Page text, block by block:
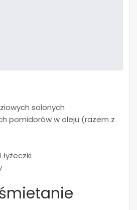
solonych
pomidorów w oleju (razem z